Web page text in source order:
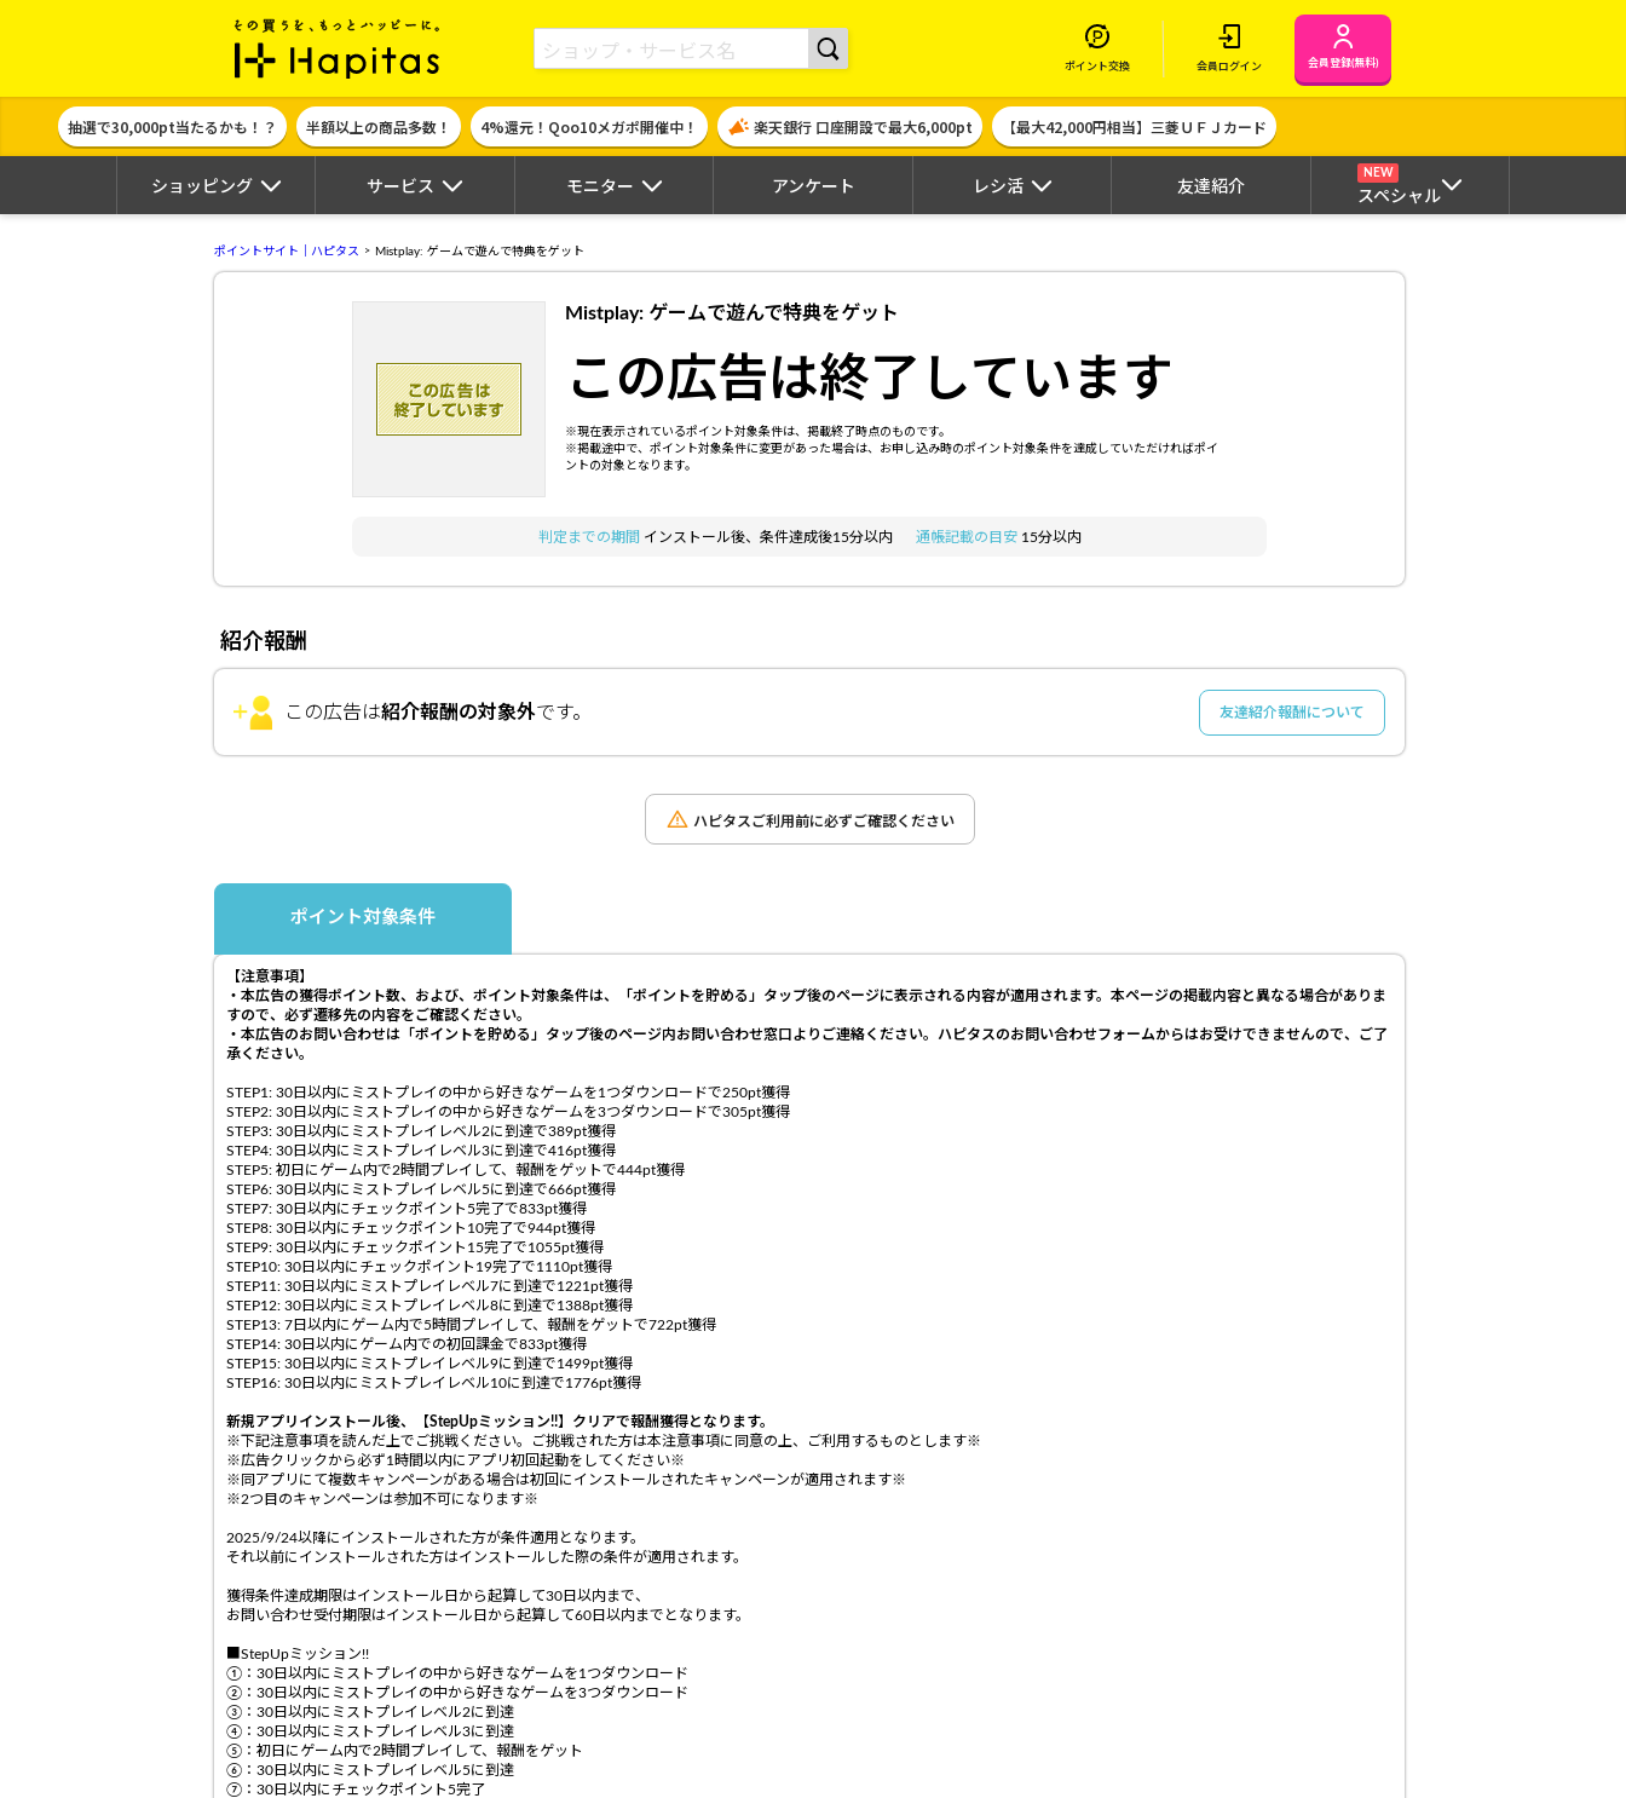
ポイント貯めて現金やギフト券に交換できるポイントサイト | ハピタス
ポイント交換 会員ログイン 会員登録(無料)
抽選で30,000pt当たるかも！？ 半額以上の商品多数！ 4%還元！Qoo10メガポ開催中！ 楽天銀行 口座開設で最大6,000pt 【最大42,000円相当】三菱ＵＦＪカード
ショッピング サービス モニター アンケート レシ活 友達紹介
NEW
スペシャル
ポイントサイト｜ハピタス Mistplay: ゲームで遊んで特典をゲット
Mistplay: ゲームで遊んで特典をゲット
この広告は終了しています
※現在表示されているポイント対象条件は、掲載終了時点のものです。
※掲載途中で、ポイント対象条件に変更があった場合は、お申し込み時のポイント対象条件を達成していただければポイ
ントの対象となります。
判定までの期間 インストール後、条件達成後15分以内 通帳記載の目安 15分以内
紹介報酬
この広告は紹介報酬の対象外です。 友達紹介報酬について
ハピタスご利用前に必ずご確認ください
ポイント対象条件
【注意事項】
・本広告の獲得ポイント数、および、ポイント対象条件は、「ポイントを貯める」タップ後のページに表示される内容が適用されます。本ページの掲載内容と異なる場合がありま
すので、必ず遷移先の内容をご確認ください。
・本広告のお問い合わせは「ポイントを貯める」タップ後のページ内お問い合わせ窓口よりご連絡ください。ハピタスのお問い合わせフォームからはお受けできませんので、ご了
承ください。
STEP1: 30日以内にミストプレイの中から好きなゲームを1つダウンロードで250pt獲得
STEP2: 30日以内にミストプレイの中から好きなゲームを3つダウンロードで305pt獲得
STEP3: 30日以内にミストプレイレベル2に到達で389pt獲得
STEP4: 30日以内にミストプレイレベル3に到達で416pt獲得
STEP5: 初日にゲーム内で2時間プレイして、報酬をゲットで444pt獲得
STEP6: 30日以内にミストプレイレベル5に到達で666pt獲得
STEP7: 30日以内にチェックポイント5完了で833pt獲得
STEP8: 30日以内にチェックポイント10完了で944pt獲得
STEP9: 30日以内にチェックポイント15完了で1055pt獲得
STEP10: 30日以内にチェックポイント19完了で1110pt獲得
STEP11: 30日以内にミストプレイレベル7に到達で1221pt獲得
STEP12: 30日以内にミストプレイレベル8に到達で1388pt獲得
STEP13: 7日以内にゲーム内で5時間プレイして、報酬をゲットで722pt獲得
STEP14: 30日以内にゲーム内での初回課金で833pt獲得
STEP15: 30日以内にミストプレイレベル9に到達で1499pt獲得
STEP16: 30日以内にミストプレイレベル10に到達で1776pt獲得
新規アプリインストール後、【StepUpミッション!!】クリアで報酬獲得となります。
※下記注意事項を読んだ上でご挑戦ください。ご挑戦された方は本注意事項に同意の上、ご利用するものとします※
※広告クリックから必ず1時間以内にアプリ初回起動をしてください※
※同アプリにて複数キャンペーンがある場合は初回にインストールされたキャンペーンが適用されます※
※2つ目のキャンペーンは参加不可になります※
2025/9/24以降にインストールされた方が条件適用となります。
それ以前にインストールされた方はインストールした際の条件が適用されます。
獲得条件達成期限はインストール日から起算して30日以内まで、
お問い合わせ受付期限はインストール日から起算して60日以内までとなります。
■StepUpミッション!!
①：30日以内にミストプレイの中から好きなゲームを1つダウンロード
②：30日以内にミストプレイの中から好きなゲームを3つダウンロード
③：30日以内にミストプレイレベル2に到達
④：30日以内にミストプレイレベル3に到達
⑤：初日にゲーム内で2時間プレイして、報酬をゲット
⑥：30日以内にミストプレイレベル5に到達
⑦：30日以内にチェックポイント5完了